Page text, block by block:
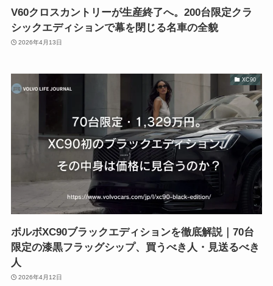
V60クロスカントリーが生産終了へ。200台限定クラ
シックエディションで幕を閉じる名車の全貌
2026年4月13日
XC90
ボルボXC90ブラックエディションを徹底解説｜70台
限定の漆黒フラッグシップ、買うべき人・見送るべき
人
2026年4月12日